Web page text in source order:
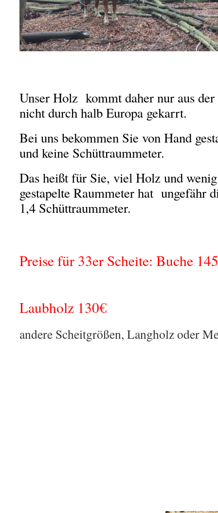
Unser Holz kommt daher nur aus
nicht durch halb Europa gekarrt.
Bei uns bekommen Sie von Hand
und keine Schüttraummeter.
Das heißt für Sie, viel Holz und
gestapelte Raummeter hat ungefähr
1,4 Schüttraummeter.
Preise für 33er Scheite: Buche
Laubholz 130€
andere Scheitgrößen, Langholz oder